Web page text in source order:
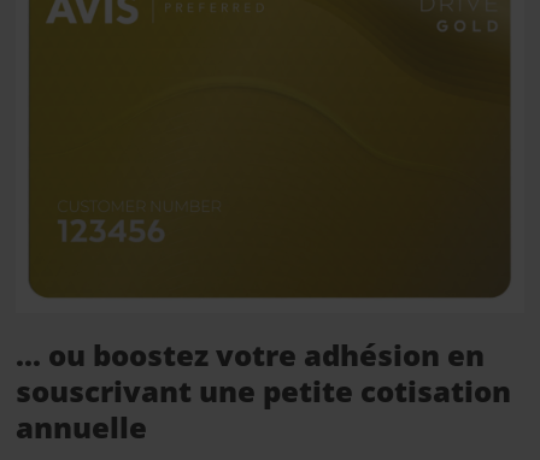
... ou boostez votre adhésion en
souscrivant une petite cotisation
annuelle